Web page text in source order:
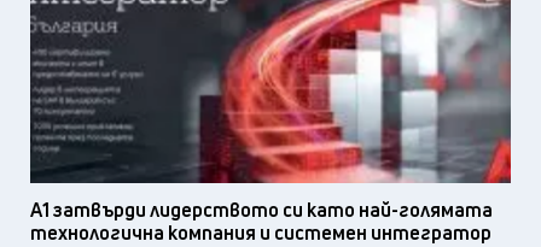
А1 затвърди лидерството си като най-голямата
технологична компания и системен интегратор